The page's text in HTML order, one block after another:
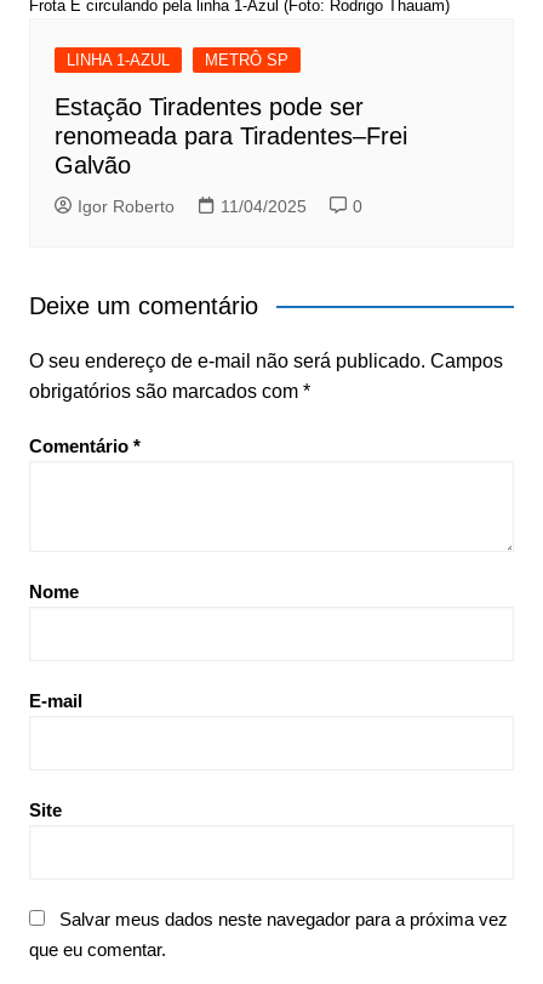
Frota E circulando pela linha 1-Azul (Foto: Rodrigo Thauam)
LINHA 1-AZUL METRÔ SP
Estação Tiradentes pode ser
renomeada para Tiradentes–Frei
Galvão
Igor Roberto 11/04/2025 0
Deixe um comentário
O seu endereço de e-mail não será publicado. Campos
obrigatórios são marcados com *
Comentário *
Nome
E-mail
Site
Salvar meus dados neste navegador para a próxima vez
que eu comentar.